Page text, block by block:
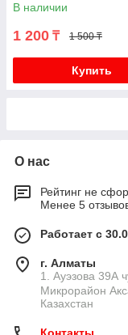
В наличии
1 200 ₸ 1 500 ₸
Купить
О нас
Рейтинг не
Менее 5
Работает с
г. Алматы
1. Ауэзова 39А чуть ниже
Микрорайон
Казахстан